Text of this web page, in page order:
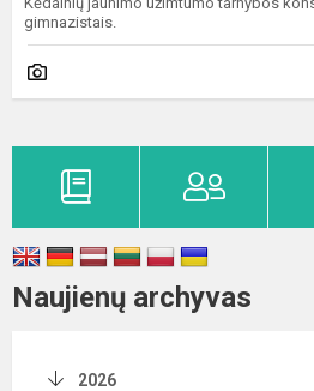
gimnazistais.
Naujienų archyvas
2026